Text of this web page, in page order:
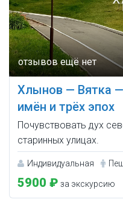
Хлынов — Вятка
имён и трёх эпох
Почувствовать дух
старинных улицах.
Индивидуальная
5900 ₽ за экскурсию